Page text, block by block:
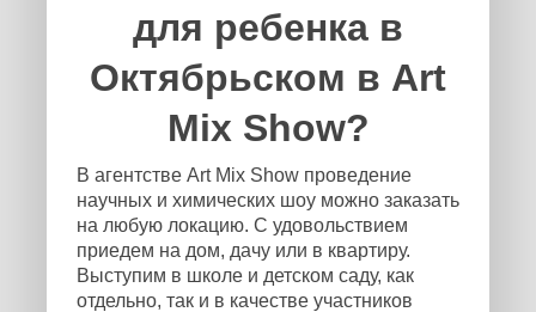
для ребенка в
Октябрьском в Art
Mix Show?
В агентстве Art Mix Show проведение
научных и химических шоу можно заказать
на любую локацию. С удовольствием
приедем на дом, дачу или в квартиру.
Выступим в школе и детском саду, как
отдельно, так и в качестве участников